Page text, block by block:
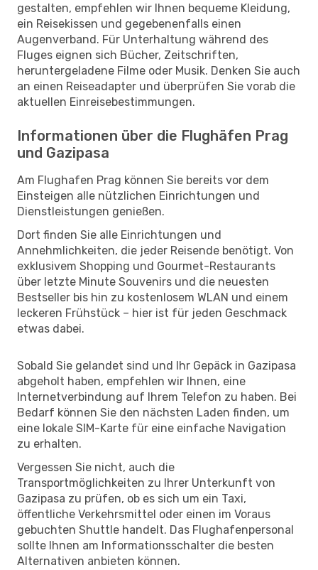
gestalten, empfehlen wir Ihnen bequeme Kleidung,
ein Reisekissen und gegebenenfalls einen
Augenverband. Für Unterhaltung während des
Fluges eignen sich Bücher, Zeitschriften,
heruntergeladene Filme oder Musik. Denken Sie auch
an einen Reiseadapter und überprüfen Sie vorab die
aktuellen Einreisebestimmungen.
Informationen über die Flughäfen Prag
und Gazipasa
Am Flughafen Prag können Sie bereits vor dem
Einsteigen alle nützlichen Einrichtungen und
Dienstleistungen genießen.
Dort finden Sie alle Einrichtungen und
Annehmlichkeiten, die jeder Reisende benötigt. Von
exklusivem Shopping und Gourmet-Restaurants
über letzte Minute Souvenirs und die neuesten
Bestseller bis hin zu kostenlosem WLAN und einem
leckeren Frühstück – hier ist für jeden Geschmack
etwas dabei.
Sobald Sie gelandet sind und Ihr Gepäck in Gazipasa
abgeholt haben, empfehlen wir Ihnen, eine
Internetverbindung auf Ihrem Telefon zu haben. Bei
Bedarf können Sie den nächsten Laden finden, um
eine lokale SIM-Karte für eine einfache Navigation
zu erhalten.
Vergessen Sie nicht, auch die
Transportmöglichkeiten zu Ihrer Unterkunft von
Gazipasa zu prüfen, ob es sich um ein Taxi,
öffentliche Verkehrsmittel oder einen im Voraus
gebuchten Shuttle handelt. Das Flughafenpersonal
sollte Ihnen am Informationsschalter die besten
Alternativen anbieten können.